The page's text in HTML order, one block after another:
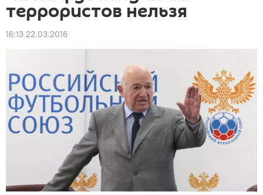
террористов нельзя
16:13 22.03.2016